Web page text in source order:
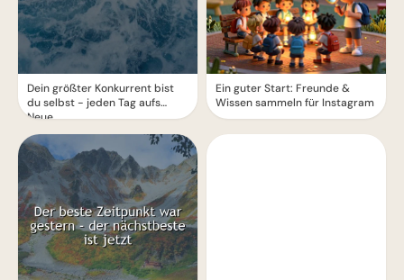
Dein größter Konkurrent bist
du selbst - jeden Tag aufs
Neue
Ein guter Start: Freunde &
Wissen sammeln für Instagram